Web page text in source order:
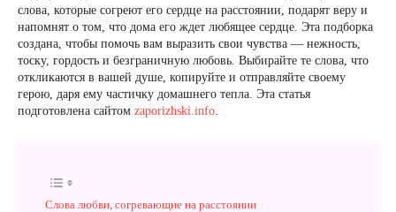
слова, которые согреют его сердце на расстоянии, подарят веру и
напомнят о том, что дома его ждет любящее сердце. Эта подборка
создана, чтобы помочь вам выразить свои чувства — нежность,
тоску, гордость и безграничную любовь. Выбирайте те слова, что
откликаются в вашей душе, копируйте и отправляйте своему
герою, даря ему частичку домашнего тепла. Эта статья
подготовлена сайтом zaporizhski.info.
Слова любви, согревающие на расстоянии